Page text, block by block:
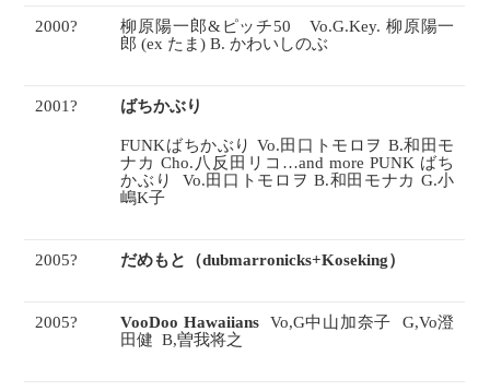
2000? 柳原陽一郎& ピッチ50 Vo.G.Key. 柳原陽一
郎 (ex たま) B.かわいしのぶ
2001? ばちかぶり
FUNKばちかぶり Vo.田口トモロヲ B.和田モ
ナカ Cho. 八反田リコ …and more PUNK ばち
かぶり
Vo.田口トモロヲ B.和田モナカ G.小
嶋K子
2005? だめもと（dubmarronicks+Koseking）
2005? VooDoo Hawaiians Vo,G中山加奈子 G,Vo澄
田健 B,曽我将之